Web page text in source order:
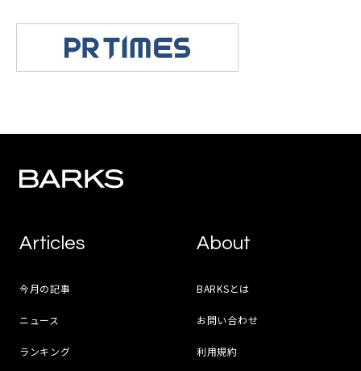
Articles
今月の記事
ニュース
ランキング
About
BARKSとは
お問い合わせ
利用規約